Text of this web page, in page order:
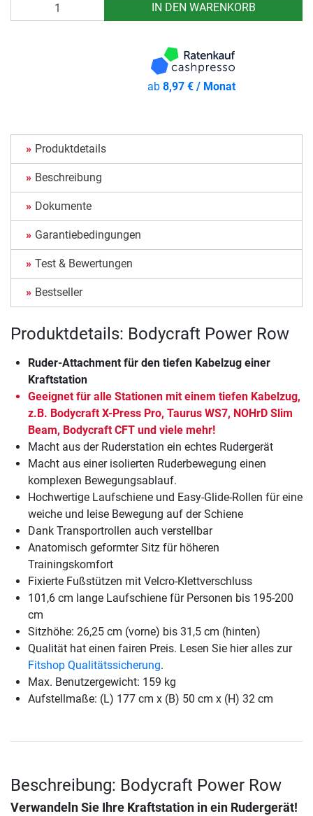
IN DEN WARENKORB
ab8,97 € / Monat
Produktdetails
Beschreibung
Dokumente
Garantiebedingungen
Test & Bewertungen
Bestseller
Produktdetails: Bodycraft Power Row
Ruder-Attachment für den tiefen Kabelzug einer
Kraftstation
Geeignet für alle Stationen mit einem tiefen Kabelzug,
z.B. Bodycraft X-Press Pro, Taurus WS7, NOHrD Slim
Beam, Bodycraft CFT und viele mehr!
Macht aus der Ruderstation ein echtes Rudergerät
Macht aus einer isolierten Ruderbewegung einen
komplexen Bewegungsablauf.
Hochwertige Laufschiene und Easy-Glide-Rollen für eine
weiche und leise Bewegung auf der Schiene
Dank Transportrollen auch verstellbar
Anatomisch geformter Sitz für höheren
Trainingskomfort
Fixierte Fußstützen mit Velcro-Klettverschluss
101,6 cm lange Laufschiene für Personen bis 195-200
cm
Sitzhöhe: 26,25 cm (vorne) bis 31,5 cm (hinten)
Qualität hat einen fairen Preis. Lesen Sie hier alles zur
Fitshop Qualitätssicherung.
Max. Benutzergewicht: 159 kg
Aufstellmaße: (L) 177 cm x (B) 50 cm x (H) 32 cm
Beschreibung: Bodycraft Power Row
Verwandeln Sie Ihre Kraftstation in ein Rudergerät!